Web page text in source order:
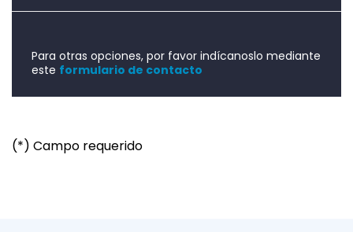
Para otras opciones, por favor indícanoslo mediante
este formulario de contacto
(*) Campo requerido